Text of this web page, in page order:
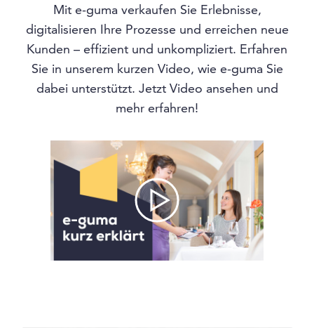
Mit e-guma verkaufen Sie Erlebnisse,
digitalisieren Ihre Prozesse und erreichen neue
Kunden – effizient und unkompliziert. Erfahren
Sie in unserem kurzen Video, wie e-guma Sie
dabei unterstützt. Jetzt Video ansehen und
mehr erfahren!